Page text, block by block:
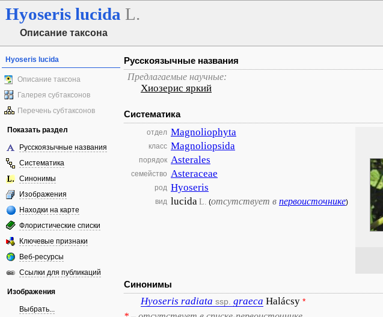
Hyoseris lucida L.
Описание таксона
Hyoseris lucida
Описание таксона
Галерея субтаксонов
Перечень субтаксонов
Показать раздел
Русскоязычные названия
Систематика
Синонимы
Изображения
Находки на карте
Флористические списки
Ключевые признаки
Веб-ресурсы
Ссылки для публикаций
Изображения
Выбрать...
Русскоязычные названия
Предлагаемые научные:
Хиозерис яркий
Систематика
отдел Magnoliophyta
класс Magnoliopsida
порядок Asterales
семейство Asteraceae
род Hyoseris
вид lucidaL. (отсутствует в первоисточнике)
Синонимы
Hyoseris radiata ssp. graeca Halácsy *